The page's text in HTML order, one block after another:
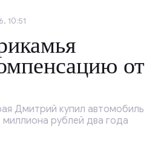
10:51
от
Дмитрий купил автомобиль
миллиона рублей два года